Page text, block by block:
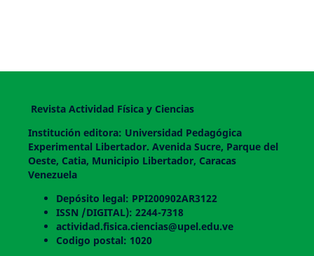
Revista Actividad Física y Ciencias
Institución editora: Universidad Pedagógica
Experimental Libertador. Avenida Sucre, Parque del
Oeste, Catia, Municipio Libertador, Caracas
Venezuela
Depósito legal: PPI200902AR3122
ISSN /DIGITAL): 2244-7318
actividad.fisica.ciencias@upel.edu.ve
Codigo postal: 1020